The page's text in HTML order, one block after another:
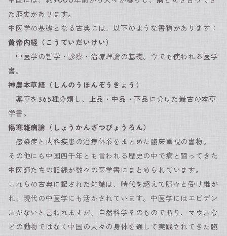
た歴史があります。
中医学の基礎となる古典には、以下のような書物があります：
黄帝内経（こうていだいけい）
中医学の哲学・診察・治療理論の基礎。今でも使われる医学
書。
神農本草経（しんのうほんぞうきょう）
薬草を365種分類し、上品・中品・下品に分けた最古の本草
学書。
傷寒雑病論（しょうかんざつびょうろん）
感染症と内科疾患の治療体系をまとめた臨床重視の書物。
その他にも中国四千年とも言われる歴史の中で病と闘ってきた
中医師たちの記録が数々の医学書にまとめられています。
これらの古典に記された知識は、時代を超えて脈々と受け継が
れ、現代の中医学にも活かされています。中医学にはエビデン
スがないと言われますが、自然科学そのものであり、マウスな
どの動物ではなく中国の人々の身体を通して実践されてきた臨